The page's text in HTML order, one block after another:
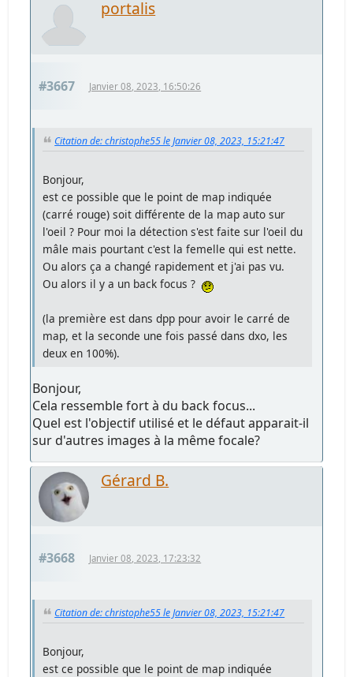
portalis
#3667 Janvier 08, 2023, 16:50:26
Citation de: christophe55 le Janvier 08, 2023, 15:21:47
Bonjour,
est ce possible que le point de map indiquée
(carré rouge) soit différente de la map auto sur
l'oeil ? Pour moi la détection s'est faite sur l'oeil du
mâle mais pourtant c'est la femelle qui est nette.
Ou alors ça a changé rapidement et j'ai pas vu.
Ou alors il y a un back focus ?
(la première est dans dpp pour avoir le carré de
map, et la seconde une fois passé dans dxo, les
deux en 100%).
Bonjour,
Cela ressemble fort à du back focus...
Quel est l'objectif utilisé et le défaut apparait-il
sur d'autres images à la même focale?
Gérard B.
#3668 Janvier 08, 2023, 17:23:32
Citation de: christophe55 le Janvier 08, 2023, 15:21:47
Bonjour,
est ce possible que le point de map indiquée